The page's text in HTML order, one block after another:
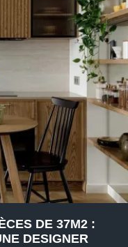
DE 37M2 :
DESIGNER